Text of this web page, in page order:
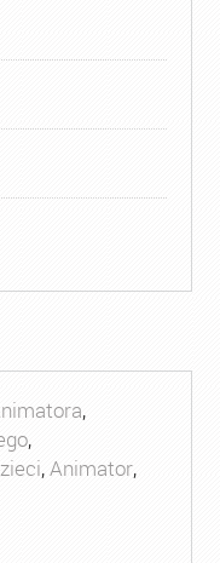
,
,
,Animator,